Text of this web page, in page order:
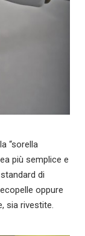
“sorella
più semplice e
di
oppure
sia rivestite.